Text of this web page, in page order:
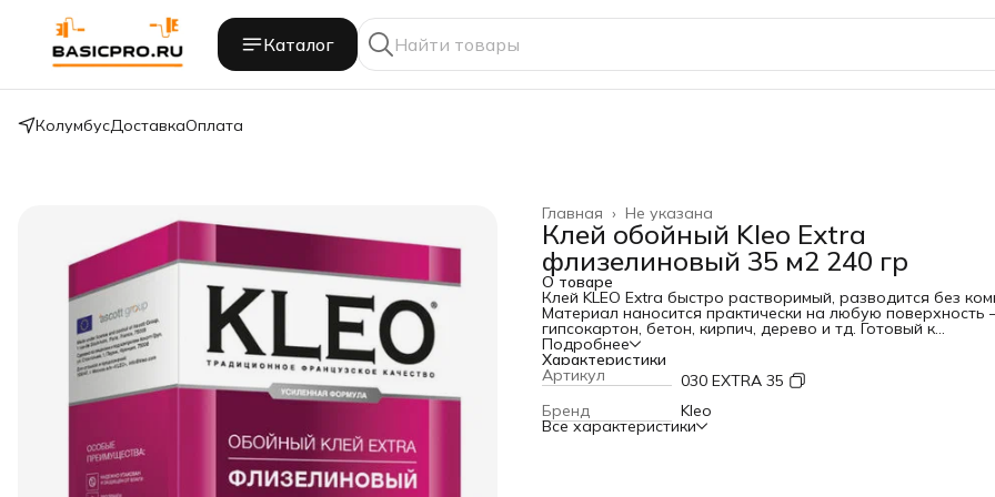
Каталог
КолумбусДоставкаОплата
Не указана
Главная ›
Клей обойный Kleo Extra
флизелиновый 35 м2 240 гр
О товаре
Клей KLEO Extra быстро растворимый, разводится без
Материал наносится практически на любую поверхность
гипсокартон, бетон, кирпич, дерево и тд. Готовый к
применению обойный клей KLEO Extra рекомендуется
использовать для приклеивания тяжелых флизелиновых
обоев. Клей при этом наносится на стену, а не на обои.
Рекомендуемый способ нанесения: кисть или валик. После
высыхания не оставляет пятен, образует прозрачную
эластичную плёнку. Экономичен. Обладает высокой
сцепления, безопасен и экологичен. Клей KLEO
Подробнее
Характеристики
Артикул
030 EXTRA 35
Бренд
Kleo
Все характеристики